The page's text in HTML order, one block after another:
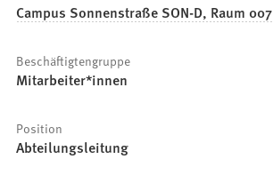
Campus Sonnenstraße SON-D, Raum 007
Beschäftigtengruppe
Mitarbeiter*innen
Position
Abteilungsleitung